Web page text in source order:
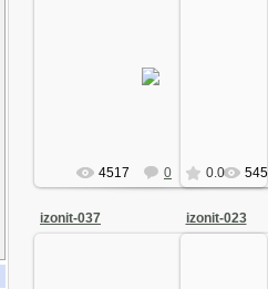
4517 0 0.0
izonit-037 izonit-023